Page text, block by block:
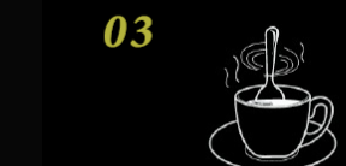
基本的にトレーニングの前に飲
集中力と反応速度が上がること
その他、大事なミーティング前